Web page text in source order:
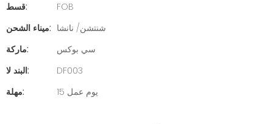
قسط:
FOB
ميناء الشحن: شنتشن/ نانشا
ماركة:
سي بوكس
البند لا:
DF003
مهلة:
15 يوم عمل